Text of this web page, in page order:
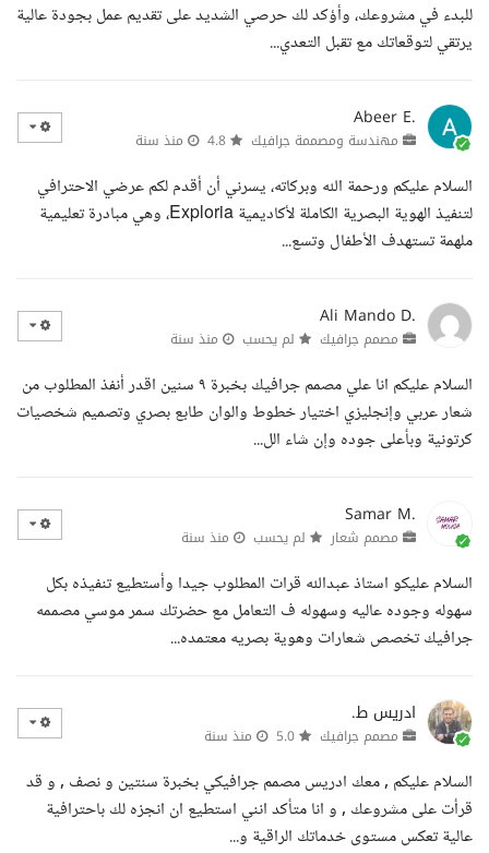
للبدء في مشروعك، وأؤكد لك حرصي الشديد على تقديم عمل بجودة عالية
يرتقي لتوقعاتك مع تقبل التعدي...
Abeer E.
مهندسة ومصممة جرافيك منذ سنة
السلام عليكم ورحمة الله وبركاته، يسرني أن أقدم لكم عرضي الاحترافي
لتنفيذ الهوية البصرية الكاملة لأكاديمية Exploria، وهي مبادرة تعليمية
ملهمة تستهدف الأطفال وتسع...
Ali Mando D.
مصمم جرافيك لم يحسب منذ سنة
السلام عليكم انا علي مصمم جرافيك بخبرة ٩ سنين اقدر أنفذ المطلوب من
شعار عربي وإنجليزي اختيار خطوط والوان طابع بصري وتصميم شخصيات
كرتونية وبأعلى جوده وإن شاء الل...
Samar M.
مصمم شعار لم يحسب منذ سنة
السلام عليكو استاذ عبدالله قرات المطلوب جيدا وأستطيع تنفيذه بكل
سهوله وجوده عاليه وسهوله ف التعامل مع حضرتك سمر موسي مصممه
جرافيك تخصص شعارات وهوية بصريه معتمده...
ادريس ط.
مصمم جرافيك منذ سنة
السلام عليكم , معك ادريس مصمم جرافيكي بخبرة سنتين و نصف , و قد
قرأت على مشروعك , و انا متأكد انني استطيع ان انجزه لك باحترافية
عالية تعكس مستوى خدماتك الراقية و...